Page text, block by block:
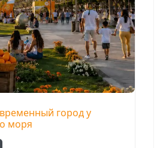
город у
моря